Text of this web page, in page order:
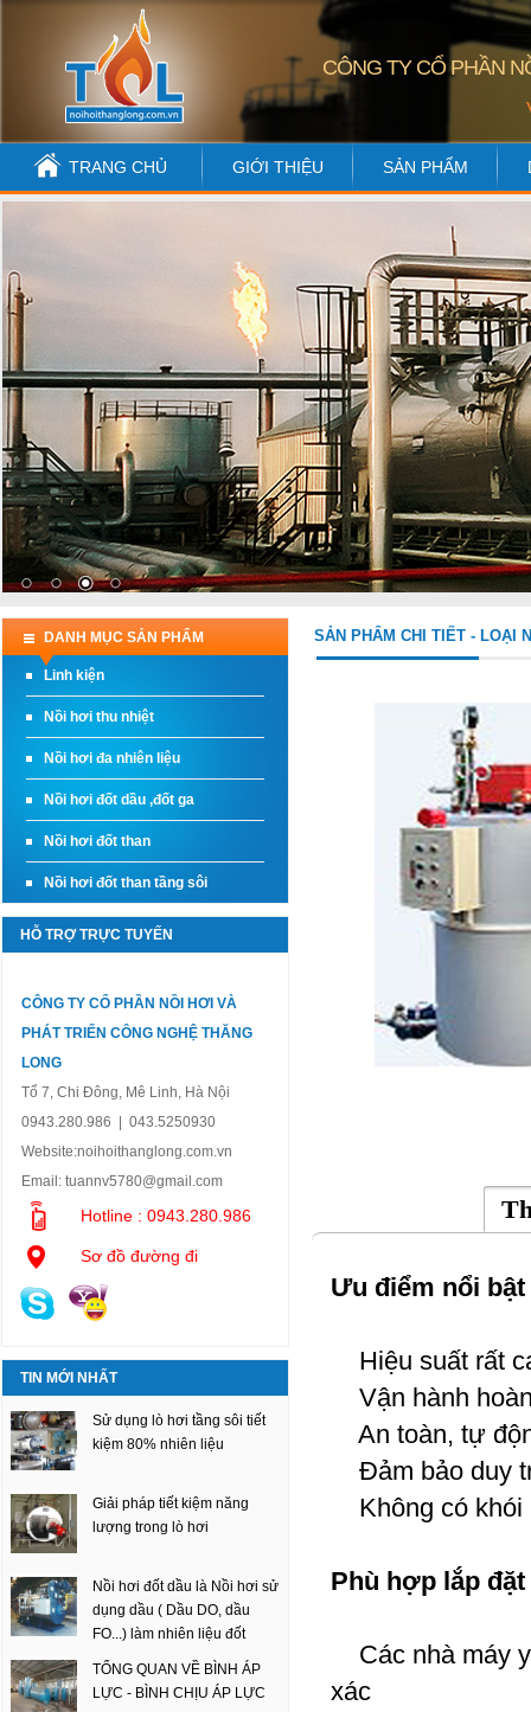
CÔNG TY CỔ PHẦN
TRANG CHỦ GIỚI THIỆU SẢN PHẨM
DANH MỤC SẢN PHẨM
Linh kiện
Nồi hơi thu nhiệt
Nồi hơi đa nhiên liệu
Nồi hơi đốt dầu ,đốt ga
Nồi hơi đốt than
Nồi hơi đốt than tầng sôi
HỖ TRỢ TRỰC TUYẾN
CÔNG TY CỔ PHẦN NỒI HƠI VÀ
PHÁT TRIỂN CÔNG NGHỆ THĂNG
LONG
Tổ 7, Chi Đông, Mê Linh, Hà Nội
0943.280.986 | 043.5250930
Website:noihoithanglong.com.vn
Email: tuannv5780@gmail.com
Hotline : 0943.280.986
Sơ đồ đường đi
TIN MỚI NHẤT
Sử dụng lò hơi tầng sôi tiết
kiệm 80% nhiên liệu
Giải pháp tiết kiệm năng
lượng trong lò hơi
Nồi hơi đốt dầu là Nồi hơi sử
dụng dầu ( Dầu DO, dầu
FO...) làm nhiên liệu đốt
TỔNG QUAN VỀ BÌNH ÁP
LỰC - BÌNH CHỊU ÁP LỰC
SẢN PHẨM CHI TIẾT - LOẠI
Ưu điểm nổi
Hiệu suất rất
Vận hành
An toàn, tự
Đảm bảo duy
Không có khói
Phù hợp lắp
Các nhà máy
xác